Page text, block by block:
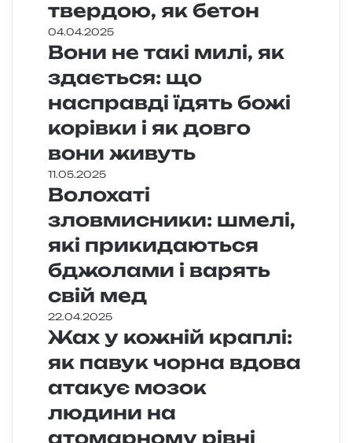
твердою, як бетон
04.04.2025
Вони не такі милі, як
здається: що
насправді їдять божі
корівки і як довго
вони живуть
11.05.2025
Волохаті
зловмисники: шмелі,
які прикидаються
бджолами і варять
свій мед
22.04.2025
Жах у кожній краплі:
як павук чорна вдова
атакує мозок
людини на
атомарному рівні